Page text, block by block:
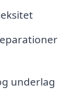
underlag